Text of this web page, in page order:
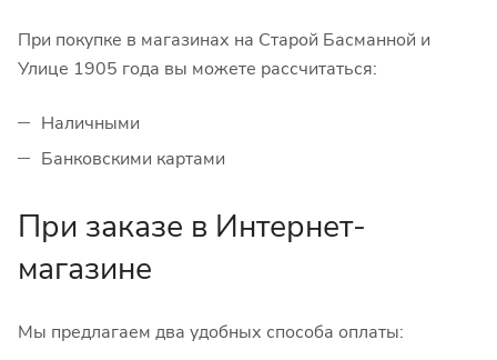
При покупке в магазинах на Старой Басманной и
Улице 1905 года вы можете рассчитаться:
Наличными
Банковскими картами
При заказе в Интернет-
магазине
Мы предлагаем два удобных способа оплаты: